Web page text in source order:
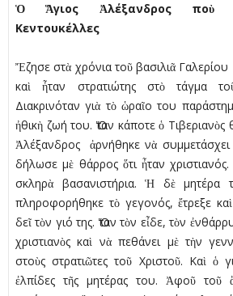
Ὁ Ἅγιος Ἀλέξανδρος ποὺ
Κεντουκέλλες
Ἔζησε στὰ χρόνια τοῦ βασιλιᾶ
καὶ ἦταν στρατιώτης στὸ τάγµα
Διακρινόταν γιὰ τὸ ὡραῖο του
ἠθικὴ ζωή του. Ὅταν κάποτε ὁ
Ἀλέξανδρος ἀρνήθηκε νὰ συµµετάσχει
δήλωσε µὲ θάρρος ὅτι ἦταν
σκληρὰ βασανιστήρια. Ἡ δὲ µητέρα
πληροφορήθηκε τὸ γεγονός, ἔτρεξε
δεῖ τὸν γιό της. Ὅταν τὸν εἶδε, τὸν
χριστιανὸς καὶ νὰ πεθάνει µὲ τὴν
στοὺς στρατιῶτες τοῦ Χριστοῦ. Καὶ ὁ
ἐλπίδες τῆς µητέρας του. Ἀφοῦ τοῦ